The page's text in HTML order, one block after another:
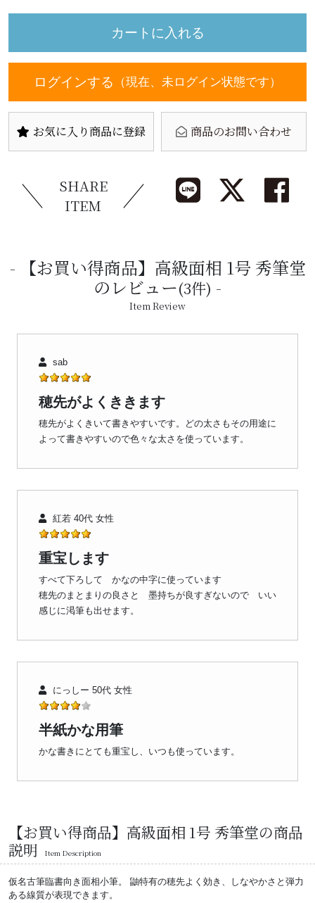
ログインする （現在、未ログイン状態です）
お気に入り商品に登録 商品のお問い合わせ
SHARE
ITEM
【お買い得商品】高級面相 1号 秀筆堂
のレビュー(3件)
Item Review
sab
穂先がよくききます
穂先がよくきいて書きやすいです。どの太さもその用途に
よって書きやすいので色々な太さを使っています。
紅若 40代 女性
重宝します
すべて下ろして かなの中字に使っています
穂先のまとまりの良さと 墨持ちが良すぎないので いい
感じに渇筆も出せます。
にっしー 50代 女性
半紙かな用筆
かな書きにとても重宝し、いつも使っています。
【お買い得商品】高級面相 1号 秀筆堂の商品
説明
Item Description
仮名古筆臨書向き面相小筆。 鼬特有の穂先よく効き、しなやかさと弾力
ある線質が表現できます。